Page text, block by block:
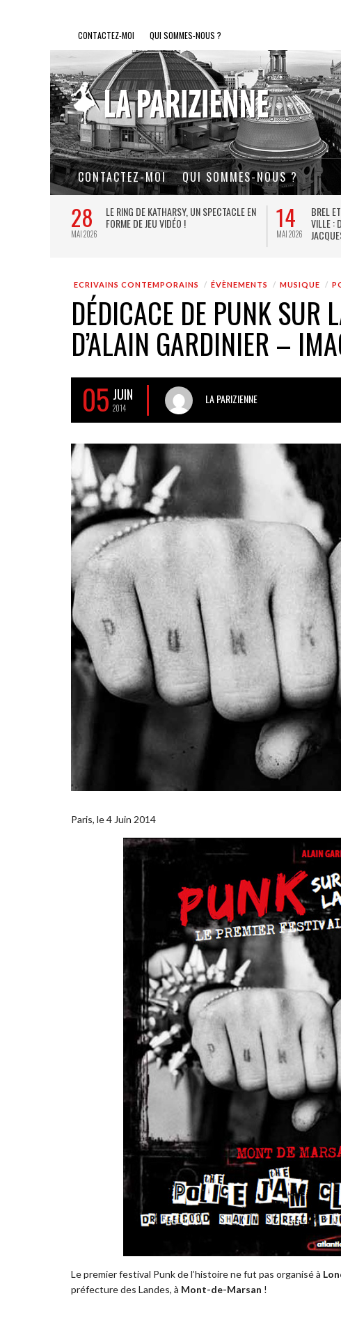
CONTACTEZ-MOI QUI SOMMES-NOUS ?
CONTACTEZ-MOI QUI SOMMES-NOUS ?
28
MAI 2026
LE RING DE KATHARSY, UN SPECTACLE EN
FORME DE JEU VIDÉO !
14
MAI 2026
BREL
VILLE :
ECRIVAINS CONTEMPORAINS ÉVÈNEMENTS MUSIQUE
DÉDICACE DE PUNK SUR
D’ALAIN GARDINIER –
05 JUIN
2014
LA PARIZIENNE
Paris, le 4 Juin 2014
Le premier festival Punk de l’histoire ne fut pas organisé à
préfecture des Landes, à Mont-de-Marsan !